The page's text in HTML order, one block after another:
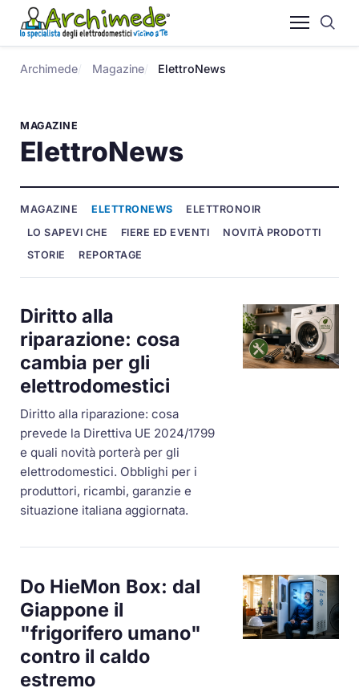
Archimede Magazine ElettroNews
MAGAZINE
ElettroNews
MAGAZINE ELETTRONEWS
ELETTRONOIR
LO SAPEVI CHE
FIERE ED EVENTI
NOVITÀ PRODOTTI
STORIE
REPORTAGE
Diritto alla
riparazione: cosa
cambia per gli
elettrodomestici
Diritto alla riparazione: cosa
prevede la Direttiva UE 2024/1799
e quali novità porterà per gli
elettrodomestici. Obblighi per i
produttori, ricambi, garanzie e
situazione italiana aggiornata.
Do HieMon Box: dal
Giappone il
"frigorifero umano"
contro il caldo
estremo